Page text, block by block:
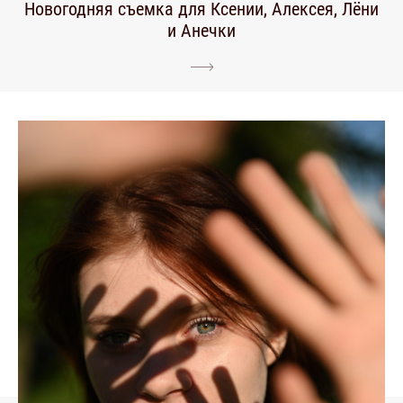
Новогодняя съемка для Ксении, Алексея, Лёни
и Анечки